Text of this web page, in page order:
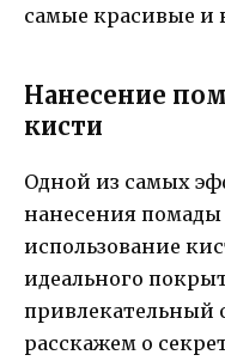
самые красивые и
Нанесение
кисти
Одной из самых
нанесения помады
использование
идеального
привлекательный
расскажем о